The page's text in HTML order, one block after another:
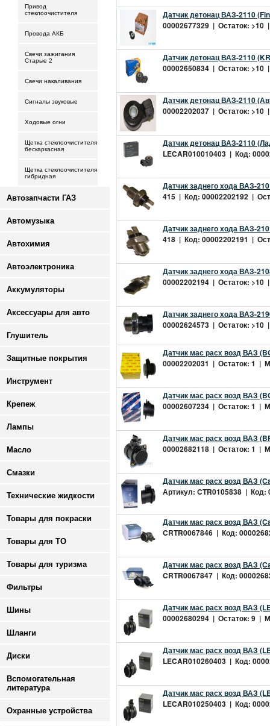
Привод
стеклоочистителя
Провода АКБ
Свечи зажигания
Старые 2
Свечи накаливания
Сигналы звуковые
Ходовые огни
Щетка стеклоочистителя
бескаркасная
Щетка стеклоочистителя
гибридная
Автозапчасти ГАЗ
Автомузыка
Автохимия
Автоэлектроника
Аккумуляторы
Аксессуары для авто
Глушитель
Защитные покрытия
Инструмент
Крепеж
Лампы
Масло
Смазки
Технические жидкости
Товары для покраски
Товары для ТО
Товары для туризма
Фильтры
Шины
Шланги
Диски
Вспомогательная
литература
Охранные устройства
Датчик детонац ВАЗ-2110
00002677329 | Остаток: >10
Датчик детонац ВАЗ-2110
00002650834 | Остаток: >10
Датчик детонац ВАЗ-2110
00002202037 | Остаток: >10
Датчик детонац ВАЗ-2110
LECAR010010403 | Код:
Датчик заднего хода ВАЗ-
415 | Код: 00002202192 |
Датчик заднего хода ВАЗ-
418 | Код: 00002202191 |
Датчик заднего хода ВАЗ-
00002202194 | Остаток: >10
Датчик заднего хода ВАЗ-
00002624573 | Остаток: >10
Датчик мас расх возд ВАЗ
00002202031 | Остаток: 1 |
Датчик мас расх возд ВАЗ
00002607234 | Остаток: 1 |
Датчик мас расх возд ВАЗ
00002682118 | Остаток: 1 |
Датчик мас расх возд ВАЗ
Артикул: CTR0105838 | Код:
Датчик мас расх возд ВАЗ
CRTR0067846 | Код:
Датчик мас расх возд ВАЗ
CRTR0067847 | Код:
Датчик мас расх возд ВАЗ
00002680294 | Остаток: 9 |
Датчик мас расх возд ВАЗ
LECAR010260403 | Код:
Датчик мас расх возд ВАЗ
LECAR010250403 | Код: